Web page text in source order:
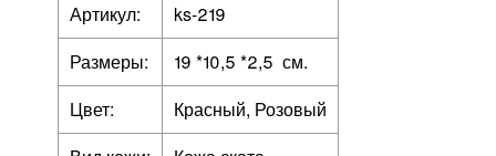
Артикул:
ks-219
Размеры:
19 *10,5 *2,5 см.
Цвет:
Красный, Розовый